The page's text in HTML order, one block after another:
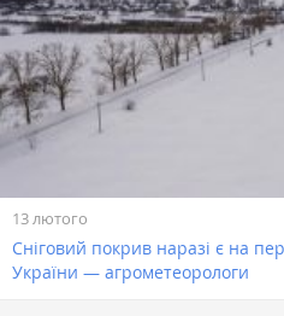
13 лютого
Сніговий покрив наразі є на
України — агрометеорологи